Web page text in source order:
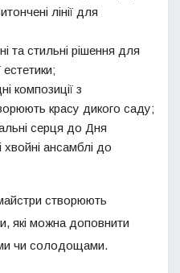
лінії для
та стильні рішення для
естетики;
композиції з
красу дикого саду;
серця до Дня
ансамблі до
створюють
які можна доповнити
чи солодощами.